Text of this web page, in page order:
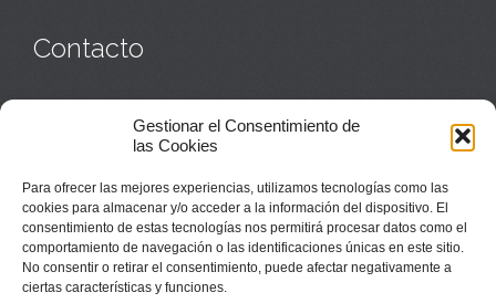
Gestionar el Consentimiento de
las Cookies
Para ofrecer las mejores experiencias, utilizamos tecnologías como las
cookies para almacenar y/o acceder a la información del dispositivo. El
consentimiento de estas tecnologías nos permitirá procesar datos como el
comportamiento de navegación o las identificaciones únicas en este sitio.
No consentir o retirar el consentimiento, puede afectar negativamente a
ciertas características y funciones.
Contacto
Casa de acogida:609 423 521o949 835 058
Parroquia y sacerdotes:949 835 111
Monasterio:monasterio@buenafuente.org
Información:informacion@buenafuente.org
Casa de acogida:
acogida@buenafuente.org
Ángel Moreno:angel@buenafuente.org